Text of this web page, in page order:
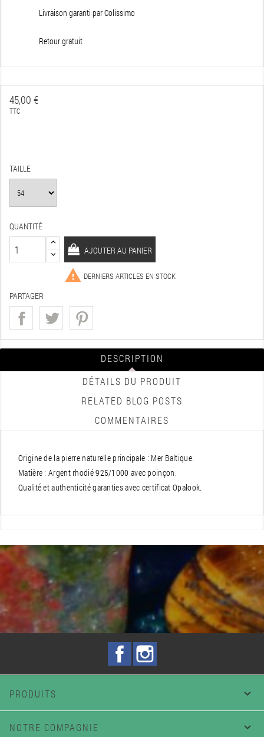
Livraison garanti par Colissimo
Retour gratuit
45,00 €
TTC
TAILLE
QUANTITÉ
AJOUTER AU PANIER
 DERNIERS ARTICLES EN STOCK
PARTAGER
DESCRIPTION
DÉTAILS DU PRODUIT
RELATED BLOG POSTS
COMMENTAIRES
Origine de la pierre naturelle principale : Mer Baltique.
Matière : Argent rhodié 925/1000 avec poinçon.
Qualité et authenticité garanties avec certificat Opalook.
Facebook
PRODUITS 
NOTRE COMPAGNIE 